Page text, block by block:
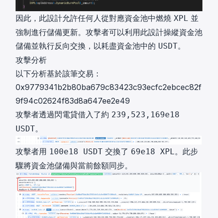
因此，此設計允許任何人從對應資金池中燃燒 XPL 並
強制進行儲備更新。攻擊者可以利用此設計操縱資金池
儲備並執行反向交換，以耗盡資金池中的 USDT。
攻擊分析
以下分析基於該筆交易：
0x9779341b2b80ba679c83423c93ecfc2ebcec82f
9f94c02624f83d8a647ee2e49
攻擊者透過閃電貸借入了約 239,523,169e18
USDT。
攻擊者用 100e18 USDT 交換了 69e18 XPL。此步
驟將資金池儲備與當前餘額同步。